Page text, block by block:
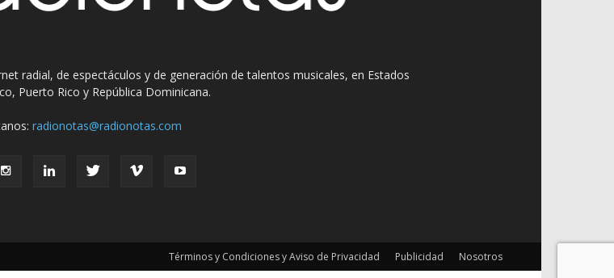
radial, de espectáculos y de generación de talentos musicales, en Estados
Puerto Rico y República Dominicana.
radionotas@radionotas.com
Términos y Condiciones y Aviso de Privacidad Publicidad Nosotros